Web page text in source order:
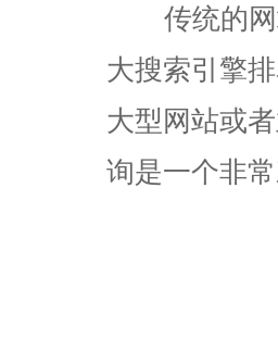
传统的
大搜索引擎
大型网站或
询是一个非常